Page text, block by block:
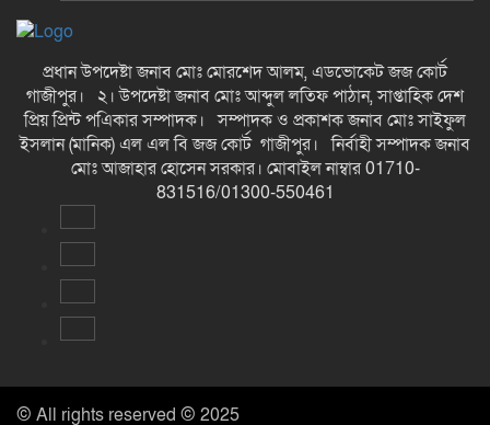
প্রধান উপদেষ্টা জনাব মোঃ মোরশেদ আলম, এডভোকেট জজ কোর্ট
গাজীপুর। ২। উপদেষ্টা জনাব মোঃ আব্দুল লতিফ পাঠান, সাপ্তাহিক দেশ
প্রিয় প্রিন্ট পএিকার সম্পাদক। সম্পাদক ও প্রকাশক জনাব মোঃ সাইফুল
ইসলান (মানিক) এল এল বি জজ কোর্ট গাজীপুর। নির্বাহী সম্পাদক জনাব
মোঃ আজাহার হোসেন সরকার। মোবাইল নাম্বার 01710-
831516/01300-550461
© All rights reserved © 2025